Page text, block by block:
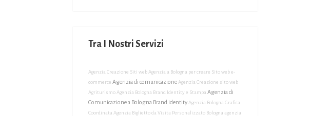
Tra I Nostri Servizi
Agenzia Creazione Siti web Agenzia a Bologna per creare Sito web e-
commerce Agenzia di comunicazione Agenzia Creazione sito web
Agriturismo Agenzia Bologna Brand Identity e Stampa Agenzia di
Comunicazione a Bologna Brand identity Agenzia Bologna Grafica
Coordinata Agenzia Biglietto da Visita Personalizzato Bologna agenzia